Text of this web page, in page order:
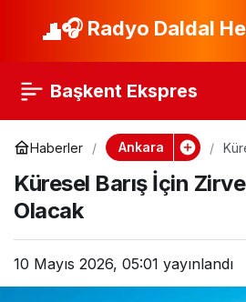
🎧 Radyo Daldal
Başkent Ekspres
Haberler Ankara
Küresel Barış İçin
Olacak
10 Mayıs 2026, 05:01 yayınlandı
Kardeş Kavgasında